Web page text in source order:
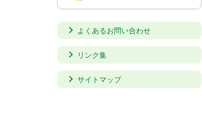
よくあるお問い合わせ
リンク集
サイトマップ